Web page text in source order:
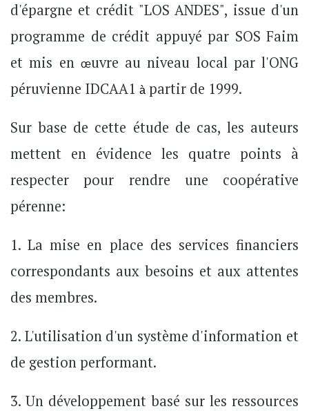
d'épargne et crédit "LOS ANDES", issue d'un
programme de crédit appuyé par SOS Faim
et mis en  œuvre au niveau local par l'ONG
péruvienne IDCAA1 à partir de 1999.
Sur base de cette étude de cas, les auteurs
mettent en évidence les quatre points à
respecter pour rendre une coopérative
pérenne:
1. La mise en place des services financiers
correspondants aux besoins et aux attentes
des membres.
2. L'utilisation d'un système d'information et
de gestion performant.
3. Un développement basé sur les ressources